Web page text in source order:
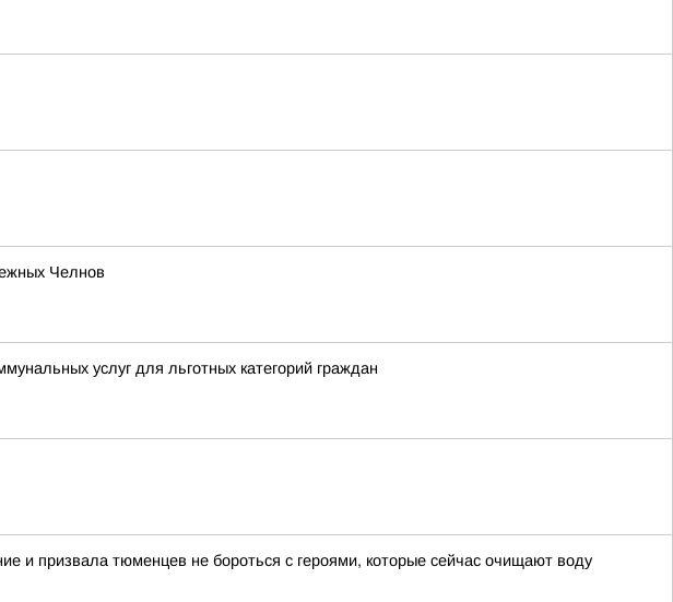
Челнов
услуг для льготных категорий граждан
и призвала тюменцев не бороться с героями, которые сейчас очищают воду